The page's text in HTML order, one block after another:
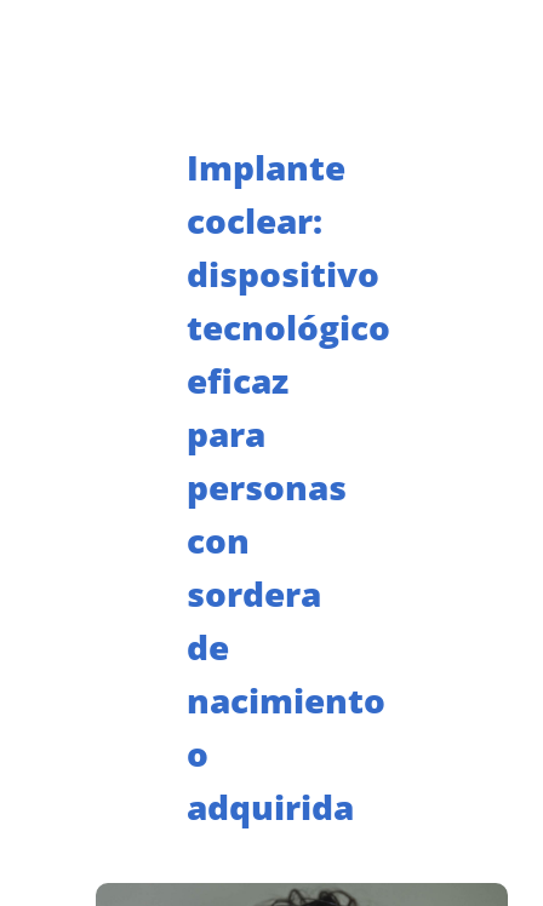
Implante
coclear:
dispositivo
tecnológico
eficaz
para
personas
con
sordera
de
nacimiento
o
adquirida